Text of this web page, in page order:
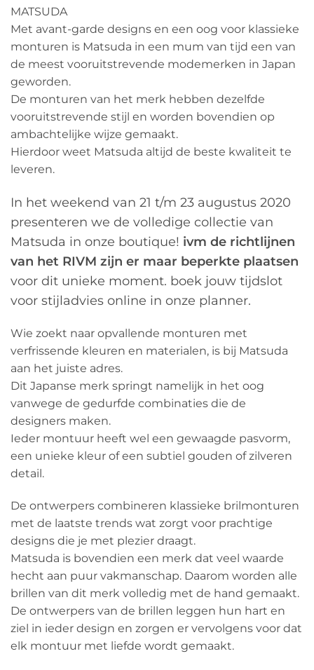
MATSUDA
Met avant-garde designs en een oog voor klassieke
monturen is Matsuda in een mum van tijd een van
de meest vooruitstrevende modemerken in Japan
geworden.
De monturen van het merk hebben dezelfde
vooruitstrevende stijl en worden bovendien op
ambachtelijke wijze gemaakt.
Hierdoor weet Matsuda altijd de beste kwaliteit te
leveren.
In het weekend van 21 t/m 23 augustus 2020
presenteren we de volledige collectie van
Matsuda in onze boutique! ivm de richtlijnen
van het RIVM zijn er maar beperkte plaatsen
voor dit unieke moment. boek jouw tijdslot
voor stijladvies online in onze planner.
Wie zoekt naar opvallende monturen met
verfrissende kleuren en materialen, is bij Matsuda
aan het juiste adres.
Dit Japanse merk springt namelijk in het oog
vanwege de gedurfde combinaties die de
designers maken.
Ieder montuur heeft wel een gewaagde pasvorm,
een unieke kleur of een subtiel gouden of zilveren
detail.
De ontwerpers combineren klassieke brilmonturen
met de laatste trends wat zorgt voor prachtige
designs die je met plezier draagt.
Matsuda is bovendien een merk dat veel waarde
hecht aan puur vakmanschap. Daarom worden alle
brillen van dit merk volledig met de hand gemaakt.
De ontwerpers van de brillen leggen hun hart en
ziel in ieder design en zorgen er vervolgens voor dat
elk montuur met liefde wordt gemaakt.